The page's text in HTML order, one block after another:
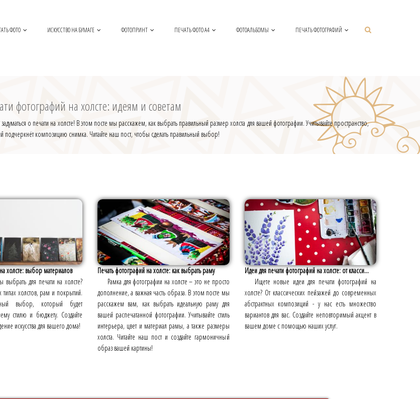
ФОТО ИСКУССТВО НА БУМАГЕ ФОТОПРИНТ ПЕЧАТЬ ФОТО А4 ФОТОАЛЬБОМЫ ПЕЧАТЬ ФОТОГРАФИЙ
фотографий на холсте: идеям и советам
о печати на холсте! В этом посте мы расскажем, как выбрать правильный размер холста для вашей фотографии. Учитывайте пространство,
композицию снимка. Читайте наш пост, чтобы сделать правильный выбор!
холсте: выбор материалов
выбрать для печати на холсте?
типах холстов, рам и покрытий.
выбор, который будет
стилю и бюджету. Создайте
искусства для вашего дома!
Печать фотографий на холсте: как выбрать раму
Рамка для фотографии на холсте – это не просто
дополнение, а важная часть образа. В этом посте мы
расскажем вам, как выбрать идеальную раму для
вашей распечатанной фотографии. Учитывайте стиль
интерьера, цвет и материал рамы, а также размеры
холста. Читайте наш пост и создайте гармоничный
образ вашей картины!
Идеи для печати фотографий на холсте: от класси...
Ищете новые идеи для печати фотографий на
холсте? От классических пейзажей до современных
абстрактных композиций - у нас есть множество
вариантов для вас. Создайте неповторимый акцент в
вашем доме с помощью наших услуг.